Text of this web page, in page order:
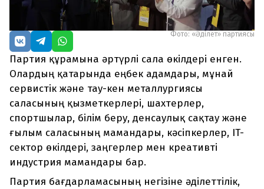
Фото: «Әділет» партиясы
Партия құрамына әртүрлі сала өкілдері енген.
Олардың қатарында еңбек адамдары, мұнай
сервистік және тау-кен металлургиясы
саласының қызметкерлері, шахтерлер,
спортшылар, білім беру, денсаулық сақтау және
ғылым саласының мамандары, кәсіпкерлер, IT-
сектор өкілдері, заңгерлер мен креативті
индустрия мамандары бар.
Партия бағдарламасының негізіне әділеттілік,